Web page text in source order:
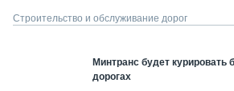
Строительство и обслуживание дорог
Минтранс будет курировать
дорогах